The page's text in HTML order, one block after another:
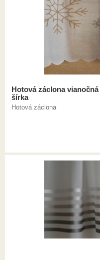
Hotová záclona
šírka
Hotová záclona